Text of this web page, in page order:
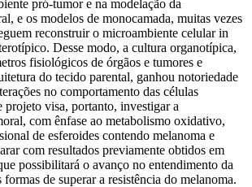
pró-tumor e na modelação da
e os modelos de monocamada, muitas vezes
reconstruir o microambiente celular in
Desse modo, a cultura organotípica,
fisiológicos de órgãos e tumores e
do tecido parental, ganhou notoriedade
no comportamento das células
projeto visa, portanto, investigar a
com ênfase ao metabolismo oxidativo,
de esferoides contendo melanoma e
com resultados previamente obtidos em
possibilitará o avanço no entendimento da
de superar a resistência do melanoma.